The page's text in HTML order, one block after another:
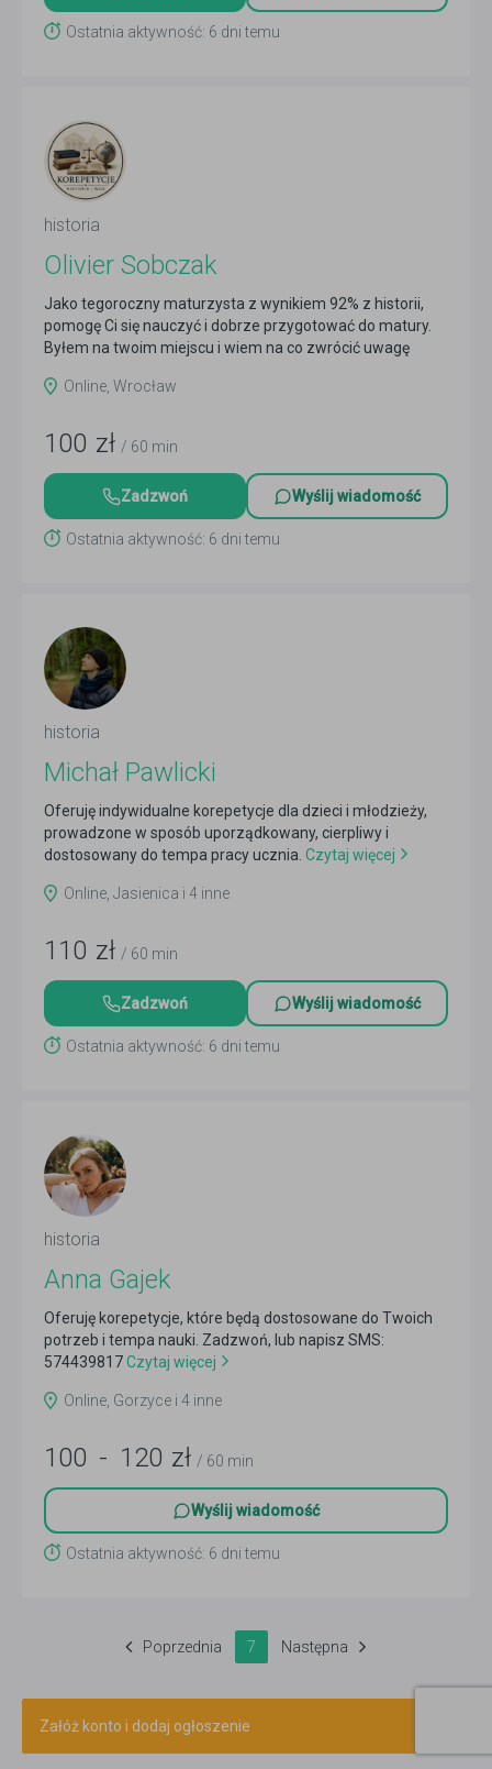
Ostatnia aktywność: 6 dni temu
historia
Olivier Sobczak
Jako tegoroczny maturzysta z wynikiem 92% z historii,
pomogę Ci się nauczyć i dobrze przygotować do matury.
Byłem na twoim miejscu i wiem na co zwrócić uwagę
Online, Wrocław
100 zł / 60 min
Zadzwoń Wyślij wiadomość
Ostatnia aktywność: 6 dni temu
historia
Michał Pawlicki
Oferuję indywidualne korepetycje dla dzieci i młodzieży,
prowadzone w sposób uporządkowany, cierpliwy i
dostosowany do tempa pracy ucznia. Czytaj więcej
Online, Jasienica i 4 inne
110 zł / 60 min
Zadzwoń Wyślij wiadomość
Ostatnia aktywność: 6 dni temu
historia
Anna Gajek
Oferuję korepetycje, które będą dostosowane do Twoich
potrzeb i tempa nauki. Zadzwoń, lub napisz SMS:
574439817Czytaj więcej
Online, Gorzyce i 4 inne
100 - 120 zł / 60 min
Wyślij wiadomość
Ostatnia aktywność: 6 dni temu
Poprzednia 7 Następna
Załóż konto i dodaj ogłoszenie